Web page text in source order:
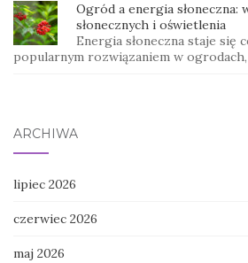
Ogród a energia słoneczna:
słonecznych i oświetlenia
Energia słoneczna staje się
popularnym rozwiązaniem w
ARCHIWA
lipiec 2026
czerwiec 2026
maj 2026